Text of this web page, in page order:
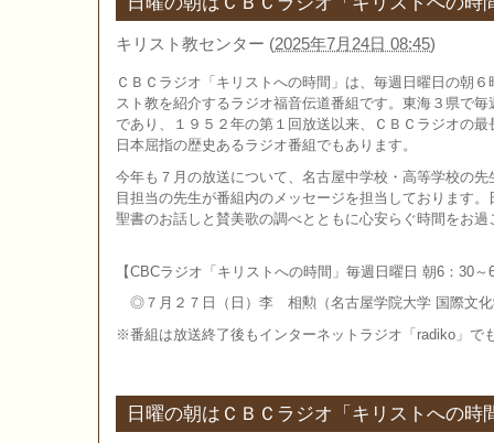
キリスト教センター (2025年7月24日 08:45)
ＣＢＣラジオ「キリストへの時間」は、毎週日曜日の朝
スト教を紹介するラジオ福音伝道番組です。東海３県で
であり、１９５２年の第１回放送以来、ＣＢＣラジオの
日本屈指の歴史あるラジオ番組でもあります。
今年も７月の放送について、名古屋中学校・高等学校の
目担当の先生が番組内のメッセージを担当しております
聖書のお話しと賛美歌の調べとともに心安らぐ時間をお過
【CBCラジオ「キリストへの時間」毎週日曜日 朝6：30～
◎７月２７日（日）李 相勲（名古屋学院大学 国際文化
※番組は放送終了後もインターネットラジオ「radiko」で
日曜の朝はＣＢＣラジオ「キリストへの時